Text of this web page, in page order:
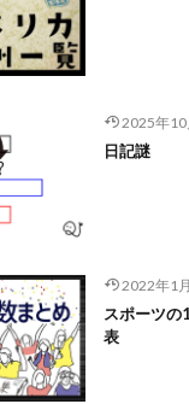
2025年10
日記謎
2022年1
スポーツの
表